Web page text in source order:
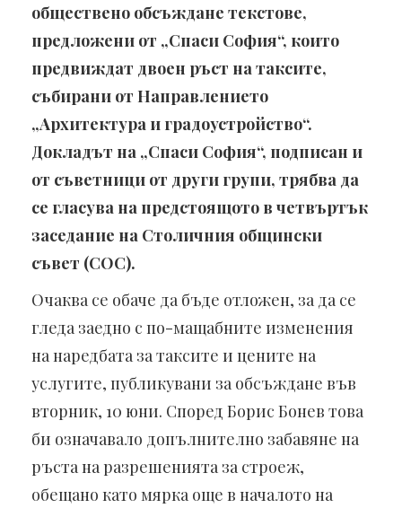
обществено обсъждане текстове,
предложени от „Спаси София“, които
предвиждат двоен ръст на таксите,
събирани от Направлението
„Архитектура и градоустройство“.
Докладът на „Спаси София“, подписан и
от съветници от други групи, трябва да
се гласува на предстоящото в четвъртък
заседание на Столичния общински
съвет (СОС).
Очаква се обаче да бъде отложен, за да се
гледа заедно с по-мащабните изменения
на наредбата за таксите и цените на
услугите, публикувани за обсъждане във
вторник, 10 юни. Според Борис Бонев това
би означавало допълнително забавяне на
ръста на разрешенията за строеж,
обещано като мярка още в началото на